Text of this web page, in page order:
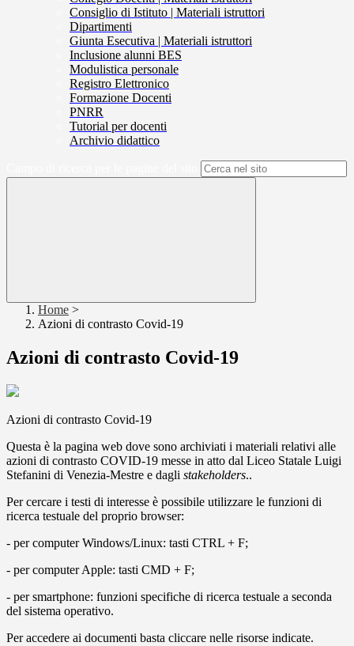
Consiglio di Istituto | Materiali istruttori
Dipartimenti
Giunta Esecutiva | Materiali istruttori
Inclusione alunni BES
Modulistica personale
Registro Elettronico
Formazione Docenti
PNRR
Tutorial per docenti
Archivio didattico
Home >
Azioni di contrasto Covid-19
Azioni di contrasto Covid-19
Azioni di contrasto Covid-19
Questa è la pagina web dove sono archiviati i materiali relativi alle
azioni di contrasto COVID-19 messe in atto dal Liceo Statale Luigi
Stefanini di Venezia-Mestre e dagli stakeholders..
Per cercare i testi di interesse è possibile utilizzare le funzioni di
ricerca testuale del proprio browser:
- per computer Windows/Linux: tasti CTRL + F;
- per computer Apple: tasti CMD + F;
- per smartphone: funzioni specifiche di ricerca testuale a seconda
del sistema operativo.
Per accedere ai documenti basta cliccare nelle risorse indicate.